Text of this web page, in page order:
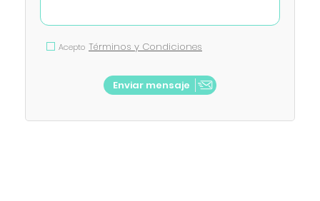
Acepto Términos y Condiciones
Enviar mensaje